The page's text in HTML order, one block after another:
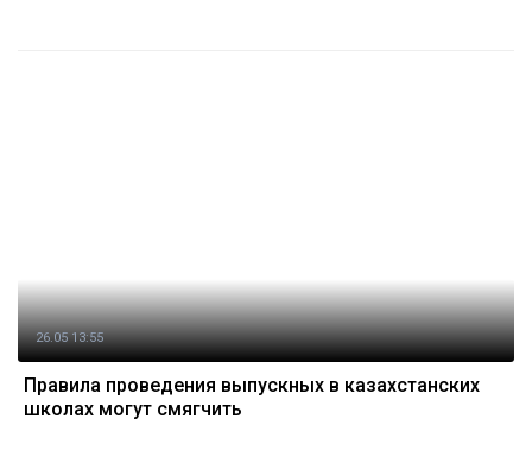
26.05 13:55
Правила проведения выпускных в казахстанских
школах могут смягчить